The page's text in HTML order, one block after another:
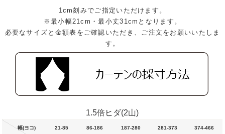
1cm刻みでご指定いただけます。
※最小幅21cm・最小丈31cmとなります。
必要なサイズと金額表をご確認いただき、ご注文をお願いいたしま
す。
1.5倍ヒダ(2山)
幅(ヨコ) 21-85 86-186 187-280 281-373 374-466